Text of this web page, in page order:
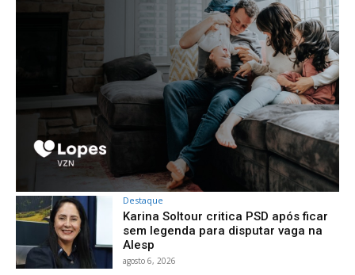
Destaque
Karina Soltour critica PSD após ficar
sem legenda para disputar vaga na
Alesp
agosto 6, 2026